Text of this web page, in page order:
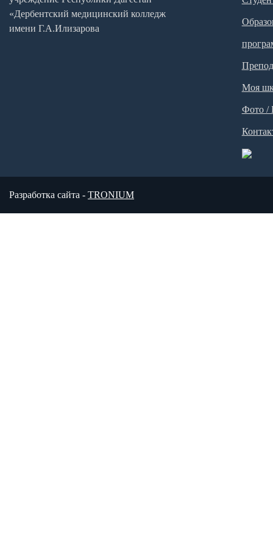
«Дербентский медицинский колледж
имени Г.А.Илизарова
Моя
Фото /
Разработка сайта - TRONIUM